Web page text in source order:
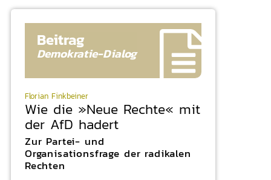
Beitrag
Demokratie-Dialog
Florian Finkbeiner
Wie die »Neue Rechte« mit
der AfD hadert
Zur Partei- und
Organisationsfrage der radikalen
Rechten